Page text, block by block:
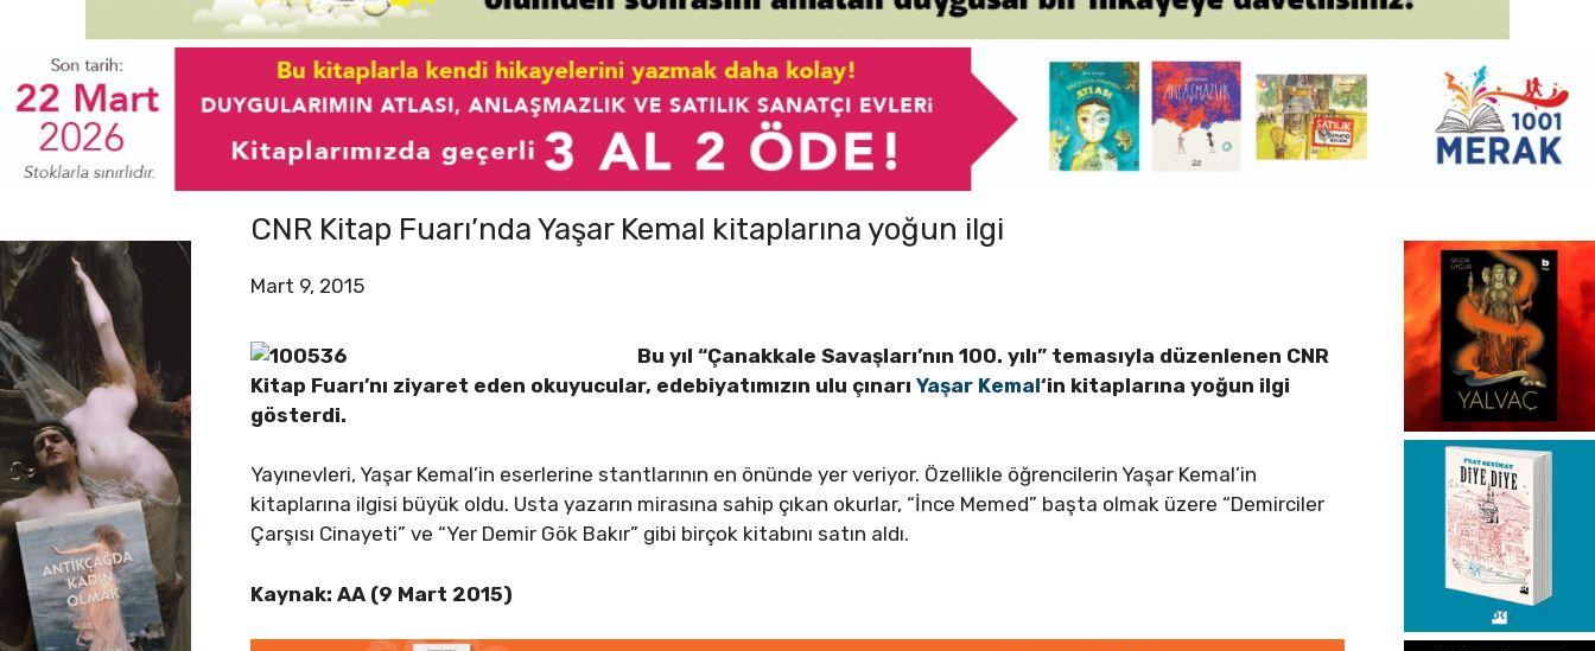
CNR Kitap Fuarı’nda Yaşar Kemal kitaplarına yoğun ilgi
Mart 9, 2015
Bu yıl “Çanakkale Savaşları’nın 100. yılı” temasıyla düzenlenen CNR
Kitap Fuarı’nı ziyaret eden okuyucular, edebiyatımızın ulu çınarıYaşar Kemal‘in kitaplarına yoğun ilgi
gösterdi.
Yayınevleri, Yaşar Kemal’in eserlerine stantlarının en önünde yer veriyor. Özellikle öğrencilerin Yaşar Kemal’in
kitaplarına ilgisi büyük oldu. Usta yazarın mirasına sahip çıkan okurlar, “İnce Memed” başta olmak üzere “Demirciler
Çarşısı Cinayeti” ve “Yer Demir Gök Bakır” gibi birçok kitabını satın aldı.
Kaynak: AA (9 Mart 2015)